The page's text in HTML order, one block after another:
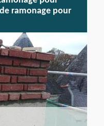
ramonage pour